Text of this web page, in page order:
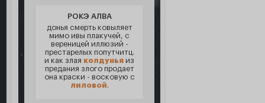
РОКЭ АЛВА
донья смерть ковыляет
мимо ивы плакучей, с
вереницей иллюзий -
престарелых попутчитц.
и как злая колдунья из
предания злого продает
она краски - восковую с
лиловой.